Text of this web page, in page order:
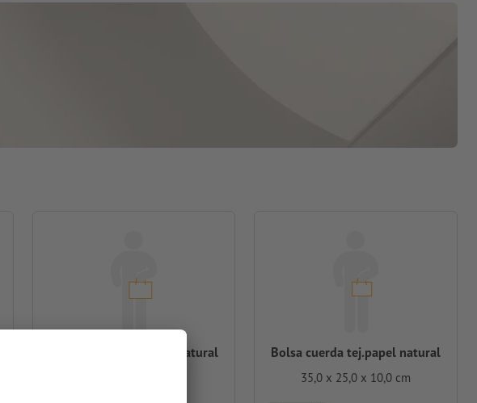
Bolsa cuerda tej.papel natural Bolsa cuerda tej.papel natural
35,0 x 25,0 x 10,0 cm